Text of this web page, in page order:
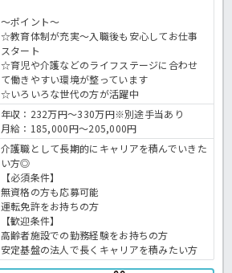
～ポイント～
☆教育体制が充実～入職後も安心してお仕事
スタート
☆育児や介護などのライフステージに合わせ
て働きやすい環境が整っています
☆いろいろな世代の方が活躍中
年収：232万円～330万円※別途手当あり
月給：185,000円～205,000円
介護職として長期的にキャリアを積んでいきた
い方◎
【必須条件】
無資格の方も応募可能
運転免許をお持ちの方
【歓迎条件】
高齢者施設での勤務経験をお持ちの方
安定基盤の法人で長くキャリアを積みたい方